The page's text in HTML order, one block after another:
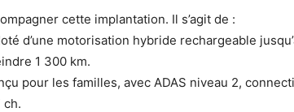
cette implantation. Il s’agit de :
d’une motorisation hybride rechargeable
1 300 km.
pour les familles, avec ADAS niveau 2,
ch.